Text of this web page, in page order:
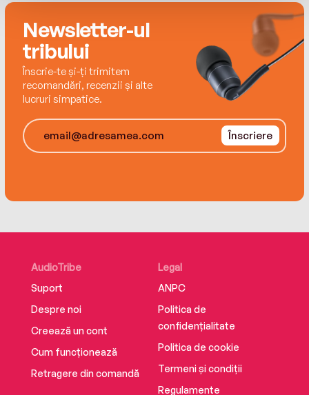
Newsletter-ul
tribului
Înscrie-te și-ți trimitem
recomandări, recenzii și alte
lucruri simpatice.
Înscriere
AudioTribe
Suport
Despre noi
Creează un cont
Cum funcționează
Retragere din comandă
Legal
ANPC
Politica de
confidențialitate
Politica de cookie
Termeni și condiții
Regulamente